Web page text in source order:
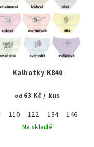
Kalhotky K840
od 63 Kč / kus
110 122 134
146
Na skladě